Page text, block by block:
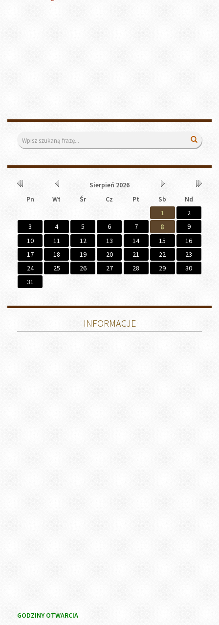
Wyszukiwarka
Kalendarium
Rok
Miesiąc
wcześniej
Sierpień 2026
Miesiąc
Rok
Pn Wt Śr Cz Pt Sb
Nd
1
2
3
4 5 6 7 8
9
10
11 12 13 14 15
16
17
18 19 20 21 22
23
24
25 26 27 28 29
30
31
INFORMACJE
GODZINY OTWARCIA